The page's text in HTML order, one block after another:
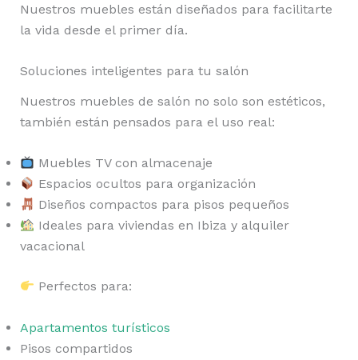
Nuestros muebles están diseñados para facilitarte
la vida desde el primer día.
Soluciones inteligentes para tu salón
Nuestros muebles de salón no solo son estéticos,
también están pensados para el uso real:
Muebles TV con almacenaje
Espacios ocultos para organización
Diseños compactos para pisos pequeños
Ideales para viviendas en Ibiza y alquiler
vacacional
Perfectos para:
Apartamentos turísticos
Pisos compartidos